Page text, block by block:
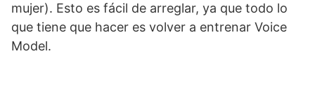
mujer). Esto es fácil de arreglar, ya que todo lo
que tiene que hacer es volver a entrenar Voice
Model.